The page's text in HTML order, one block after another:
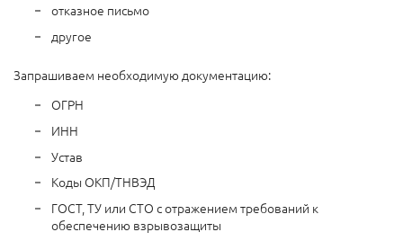
отказное письмо
другое
Запрашиваем необходимую документацию:
ОГРН
ИНН
Устав
Коды ОКП/ТНВЭД
ГОСТ, ТУ или СТО с отражением требований к
обеспечению взрывозащиты